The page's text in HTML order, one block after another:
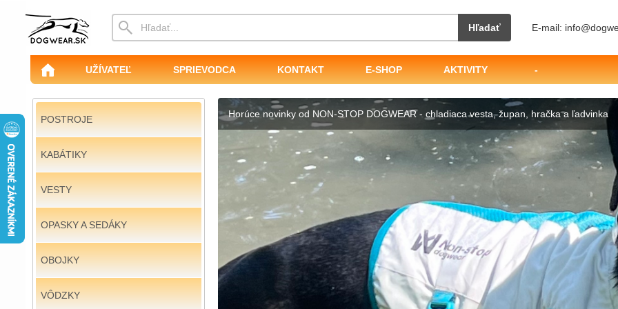
Hľadať E-mail:
UŽÍVATEĽ SPRIEVODCA KONTAKT E-SHOP AKTIVITY -
POSTROJE
KABÁTIKY
VESTY
OPASKY A SEDÁKY
OBOJKY
VÔDZKY
Horúce novinky od NON-STOP DOGWEAR - chladiaca vesta, župan, hračka a ľadvinka